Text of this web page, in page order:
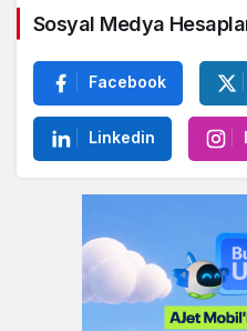
Yorum Gönder
Sosyal Medya
Linkedin